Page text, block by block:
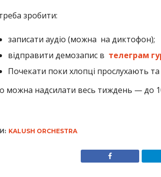
зробити:
записати аудіо (можна на диктофон);
відправити демозапис в телеграм
Почекати поки хлопці прослухають та
можна надсилати весь тиждень — до
KALUSH ORCHESTRA